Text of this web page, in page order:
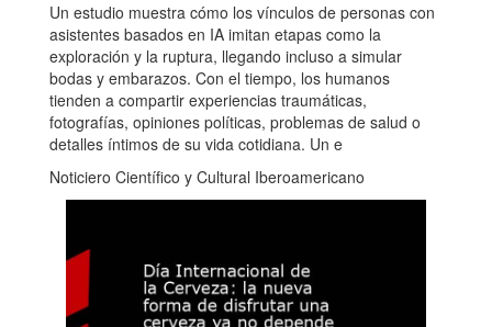
Un estudio muestra cómo los vínculos de personas con
asistentes basados en IA imitan etapas como la
exploración y la ruptura, llegando incluso a simular
bodas y embarazos. Con el tiempo, los humanos
tienden a compartir experiencias traumáticas,
fotografías, opiniones políticas, problemas de salud o
detalles íntimos de su vida cotidiana. Un e
Noticiero Científico y Cultural Iberoamericano